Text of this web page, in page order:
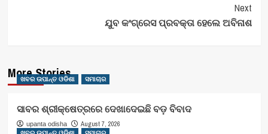
Next
ଯୁବ କଂଗ୍ରେସ ପ୍ରବକ୍ତା ହେଲେ ଅବିନାଶ
More Stories
ଖବର ଉପାନ୍ତ ଓଡିଶା ସମାଚାର
ସାବର ଶ୍ରୀକ୍ଷେତ୍ରରେ ଦେଖାଦେଇଛି ବଡ଼ ବିବାଦ
upanta odisha
August 7, 2026